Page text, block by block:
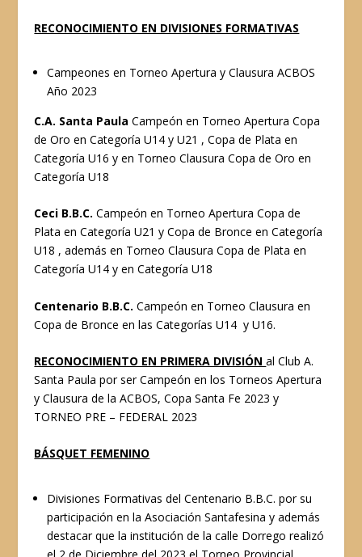
RECONOCIMIENTO EN DIVISIONES FORMATIVAS
Campeones en Torneo Apertura y Clausura ACBOS
Año 2023
C.A. Santa Paula Campeón en Torneo Apertura Copa
de Oro en Categoría U14 y U21 , Copa de Plata en
Categoría U16 y en Torneo Clausura Copa de Oro en
Categoría U18
Ceci B.B.C. Campeón en Torneo Apertura Copa de
Plata en Categoría U21 y Copa de Bronce en Categoría
U18 , además en Torneo Clausura Copa de Plata en
Categoría U14 y en Categoría U18
Centenario B.B.C. Campeón en Torneo Clausura en
Copa de Bronce en las Categorías U14 y U16.
RECONOCIMIENTO EN PRIMERA DIVISIÓNal Club A.
Santa Paula por ser Campeón en los Torneos Apertura
y Clausura de la ACBOS, Copa Santa Fe 2023 y
TORNEO PRE – FEDERAL 2023
BÁSQUET FEMENINO
Divisiones Formativas del Centenario B.B.C. por su
participación en la Asociación Santafesina y además
destacar que la institución de la calle Dorrego realizó
el 2 de Diciembre del 2023 el Torneo Provincial